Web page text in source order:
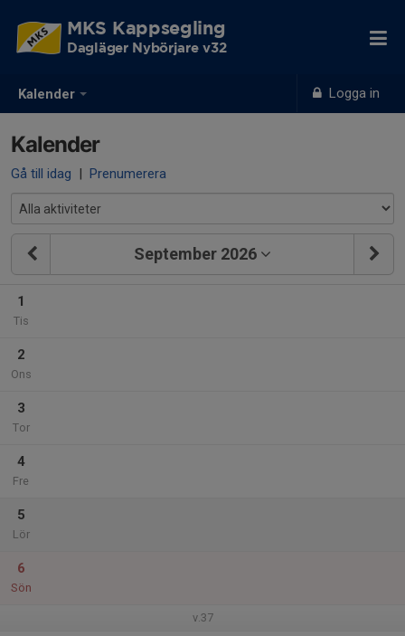
Kalender Logga in
MKS Kappsegling
Dagläger Nybörjare v32
Kalender
Gå till idag | Prenumerera
September 2026
1
Tis
2
Ons
3
Tor
4
Fre
5
Lör
6
Sön
v.37